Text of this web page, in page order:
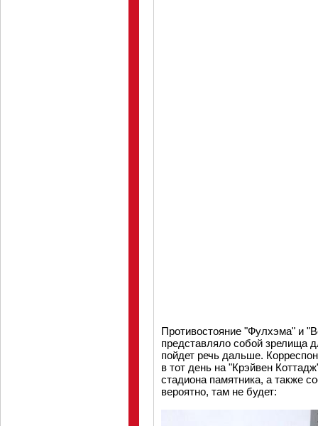
Противостояние "Фулхэма" и
представляло собой зрелища
пойдет речь дальше.
в тот день на "Крэйвен
стадиона памятника, а также
вероятно, там не будет: